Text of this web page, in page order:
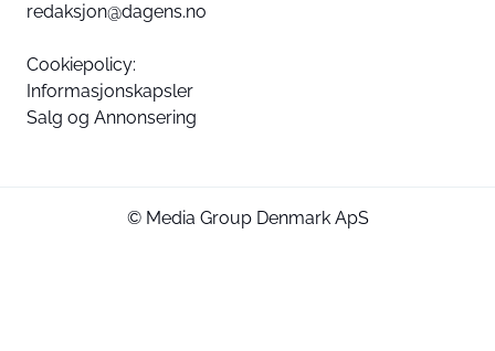
redaksjon@dagens.no
Cookiepolicy:
Informasjonskapsler
Salg og Annonsering
© Media Group Denmark ApS